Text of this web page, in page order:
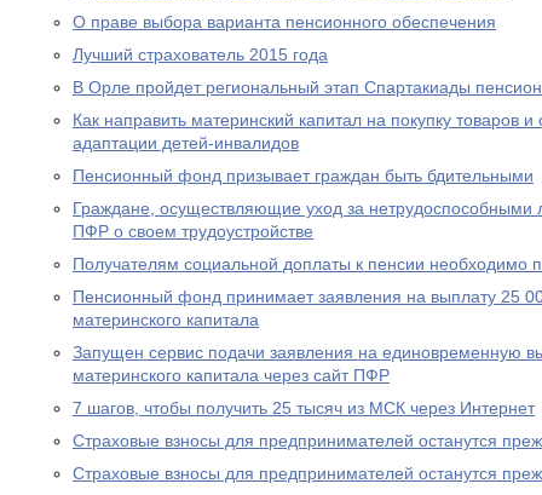
О праве выбора варианта пенсионного обеспечения
Лучший страхователь 2015 года
В Орле пройдет региональный этап Спартакиады
Как направить материнский капитал на покупку товаров
адаптации детей-инвалидов
Пенсионный фонд призывает граждан быть бдительными
Граждане, осуществляющие уход за
ПФР о своем трудоустройстве
Получателям социальной доплаты к пенсии необходимо
Пенсионный фонд принимает заявления на выплату 25
материнского капитала
Запущен сервис подачи заявления на единовременную
материнского капитала через сайт ПФР
7 шагов, чтобы получить 25 тысяч из МСК через Интернет
Страховые взносы для предпринимателей останутся
Страховые взносы для предпринимателей останутся